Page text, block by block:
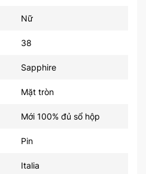
Nữ
38
Sapphire
Mặt tròn
Mới 100% đủ sổ hộp
Pin
Italia